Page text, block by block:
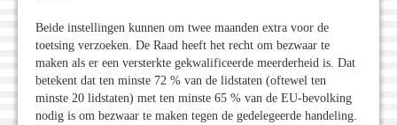
Beide instellingen kunnen om twee maanden extra voor de
toetsing verzoeken. De Raad heeft het recht om bezwaar te
maken als er een versterkte gekwalificeerde meerderheid is. Dat
betekent dat ten minste 72 % van de lidstaten (oftewel ten
minste 20 lidstaten) met ten minste 65 % van de EU-bevolking
nodig is om bezwaar te maken tegen de gedelegeerde handeling.